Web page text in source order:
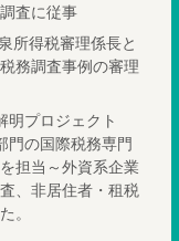
査に従事
所得税審理係長と
務調査事例の審理
明プロジェクト
門の国際税務専門
担当～外資系企業
、非居住者・租税
。